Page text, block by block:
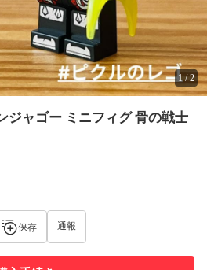
1/2
ジャゴー ミニフィグ 骨の戦士
保存 通報